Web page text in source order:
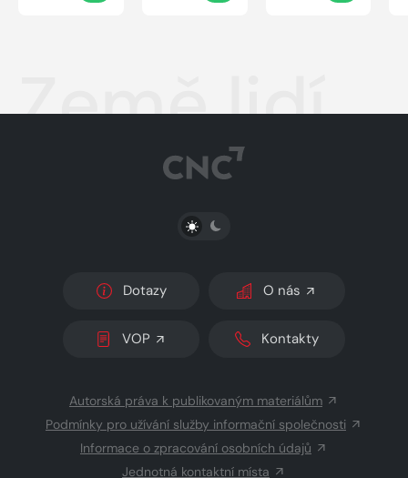
Země lidí
PŘEPNOUT SVĚTLÝ/TMAVÝ REŽIM
Dotazy O nás
VOP Kontakty
Autorská práva k publikovaným materiálům
Podmínky pro užívání služby informační společnosti
Informace o zpracování osobních údajů
Jednotná kontaktní místa